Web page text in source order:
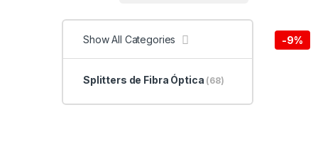
-9%
Show All Categories
Splitters de Fibra Óptica (68)